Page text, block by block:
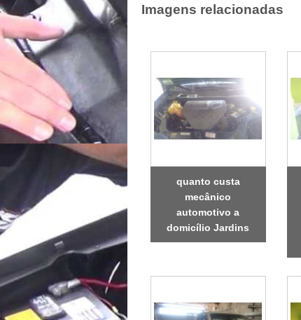
Imagens relacionadas
quanto custa
mecânico
automotivo a
domicílio Jardins